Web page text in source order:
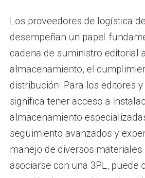
Los proveedores de logística
desempeñan un papel
cadena de suministro editorial
almacenamiento, el
distribución. Para los editores
significa tener acceso a
almacenamiento
seguimiento avanzados y
manejo de diversos materiales
asociarse con una 3PL, puede